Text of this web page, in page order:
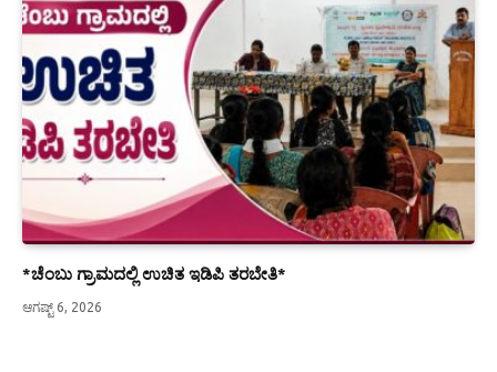
*ಚೆಂಬು ಗ್ರಾಮದಲ್ಲಿ ಉಚಿತ ಇಡಿಪಿ ತರಬೇತಿ*
ಆಗಷ್ಟ್ 6, 2026